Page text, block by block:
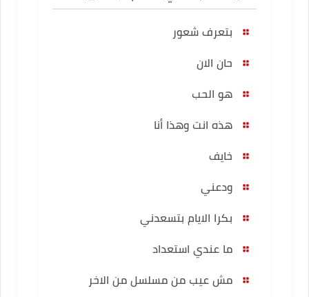
بتعرف شعور
حان الان
هو الحب
هذه انت وهذا أنا
خايف
ودعني
بكرا الايام بتسعدني
ما عندي استعداد
مش عيب من مسلسل من الاخر